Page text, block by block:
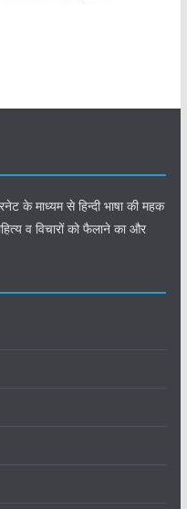
के माध्यम से हिन्दी भाषा की महक
व विचारों को फैलाने का और